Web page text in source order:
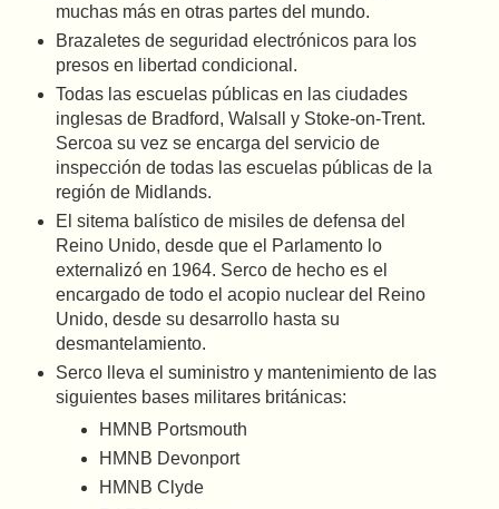
muchas más en otras partes del mundo.
Brazaletes de seguridad electrónicos para los
presos en libertad condicional.
Todas las escuelas públicas en las ciudades
inglesas de Bradford, Walsall y Stoke-on-Trent.
Sercoa su vez se encarga del servicio de
inspección de todas las escuelas públicas de la
región de Midlands.
El sitema balístico de misiles de defensa del
Reino Unido, desde que el Parlamento lo
externalizó en 1964. Serco de hecho es el
encargado de todo el acopio nuclear del Reino
Unido, desde su desarrollo hasta su
desmantelamiento.
Serco lleva el suministro y mantenimiento de las
siguientes bases militares británicas:
HMNB Portsmouth
HMNB Devonport
HMNB Clyde